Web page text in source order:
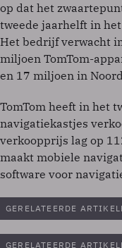
op dat het
tweede jaarhelft in
Het bedrijf verwacht
miljoen TomTom-
en 17 miljoen in
TomTom heeft in het
navigatiekastjes
verkoopprijs lag op
maakt mobiele
software voor
GERELATEERDE
GERELATEERDE